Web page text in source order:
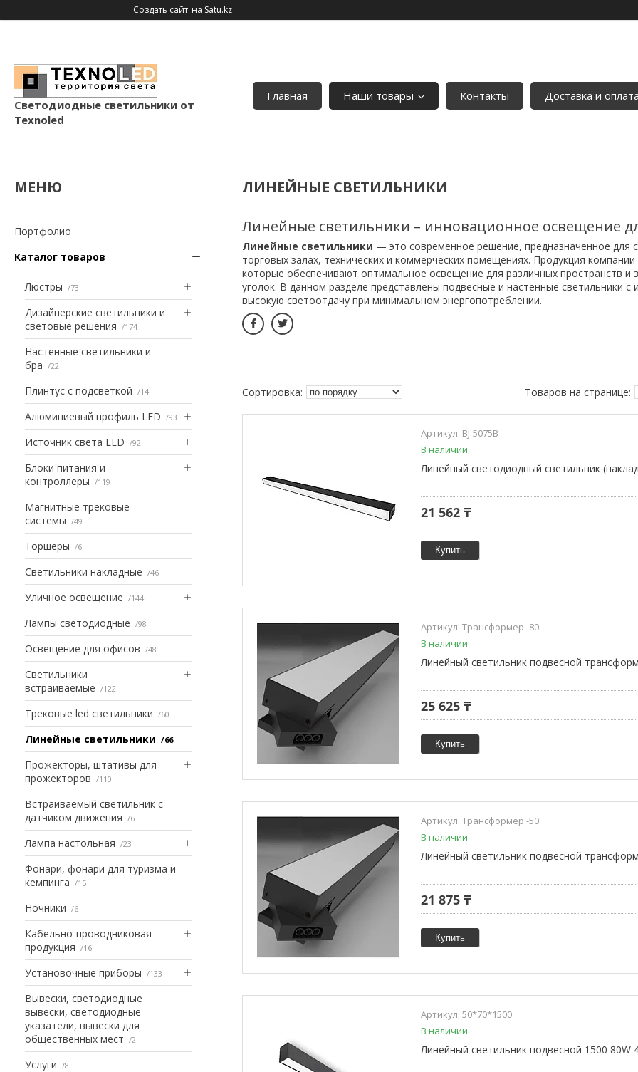
Создать сайт на Satu.kz
Светодиодные светильники от
Texnoled
Главная Наши товары Контакты Доставка и оплата
Портфолио
Каталог товаров
Люстры 73
Дизайнерские светильники и
световые решения
174
Настенные светильники и
бра
22
Плинтус с подсветкой 14
Алюминиевый профиль LED 93
Источник света LED 92
Блоки питания и
контроллеры
119
Магнитные трековые
системы
49
Торшеры 6
Светильники накладные 46
Уличное освещение 144
Лампы светодиодные 98
Освещение для офисов 48
Светильники
встраиваемые
122
Трековые led светильники 60
Линейные светильники 66
Прожекторы, штативы для
прожекторов
110
Встраиваемый светильник с
датчиком движения
6
Лампа настольная 23
Фонари, фонари для туризма и
кемпинга
15
Ночники 6
Кабельно-проводниковая
продукция
16
Установочные приборы 133
Вывески, светодиодные
вывески, светодиодные
указатели, вывески для
общественных мест
2
Услуги 8
ЛИНЕЙНЫЕ СВЕТИЛЬНИКИ
Линейные светильники – инновационное освещение
Линейные светильники — это современное решение, предназначенное для
торговых залах, технических и коммерческих помещениях. Продукция
которые обеспечивают оптимальное освещение для различных пространств
уголок. В данном разделе представлены подвесные и настенные светильники
высокую светоотдачу при минимальном энергопотреблении.
BJ-5075B
В наличии
Линейный светодиодный светильник
21 562 ₸
Купить
Трансформер -80
В наличии
Линейный светильник подвесной
25 625 ₸
Купить
Трансформер -50
В наличии
Линейный светильник подвесной
21 875 ₸
Купить
50*70*1500
В наличии
Линейный светильник подвесной 1500 80W